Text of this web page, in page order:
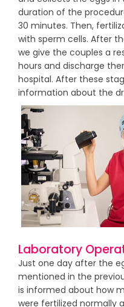
duration of the
30 minutes. Then,
with sperm cells. After
we give the couples a
hours and discharge
hospital. After these
information about the
Laboratory
Just one day after the
mentioned in the
is informed about how
were fertilized normally